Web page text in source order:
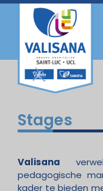
Stages
Valisana
pedagogische
kader te bieden